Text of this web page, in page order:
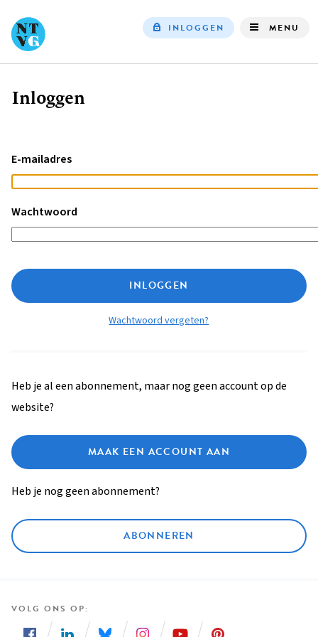
INLOGGEN MENU
Kruimelpad
Inloggen
E-mailadres
Wachtwoord
INLOGGEN
Wachtwoord vergeten?
Heb je al een abonnement, maar nog geen account op de
website?
MAAK EEN ACCOUNT AAN
Heb je nog geen abonnement?
ABONNEREN
VOLG ONS OP